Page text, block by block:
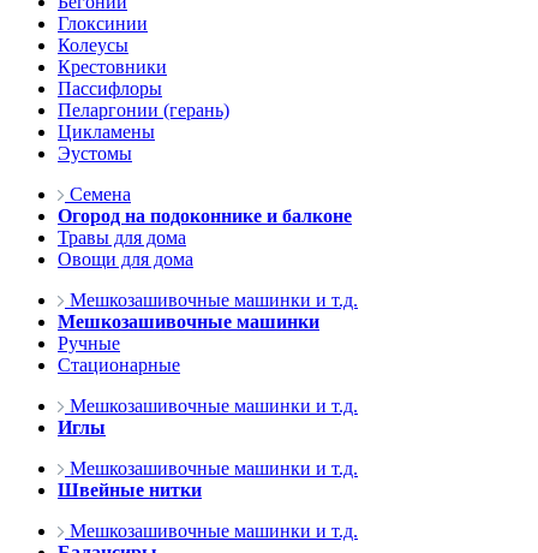
Глоксинии
Колеусы
Крестовники
Пассифлоры
Пеларгонии (герань)
Цикламены
Эустомы
Семена
Огород на подоконнике и балконе
Травы для дома
Овощи для дома
Мешкозашивочные машинки и т.д.
Мешкозашивочные машинки
Ручные
Стационарные
Мешкозашивочные машинки и т.д.
Иглы
Мешкозашивочные машинки и т.д.
Швейные нитки
Мешкозашивочные машинки и т.д.